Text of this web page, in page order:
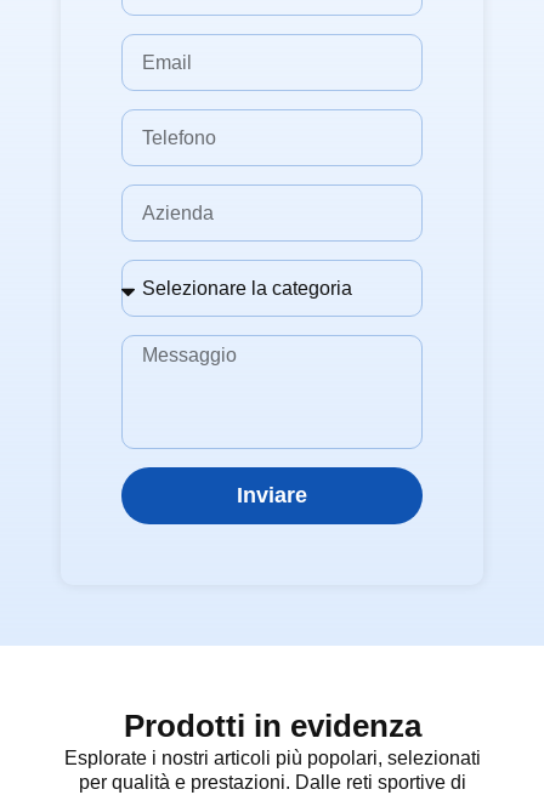
Inviare
Prodotti in evidenza
Esplorate i nostri articoli più popolari, selezionati
per qualità e prestazioni. Dalle reti sportive di